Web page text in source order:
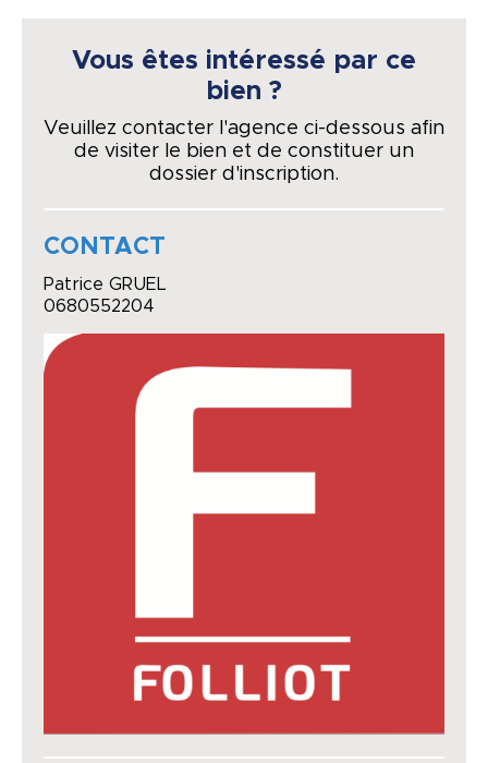
Vous êtes intéressé par ce
bien ?
Veuillez contacter l'agence ci-dessous afin
de visiter le bien et de constituer un
dossier d'inscription.
CONTACT
Patrice GRUEL
0680552204